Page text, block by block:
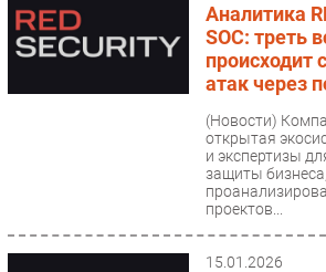
Аналитика
SOC: треть
атак через
(Новости)
открытая
и экспертизы
защиты бизнеса,
проектов...
15.01.2026